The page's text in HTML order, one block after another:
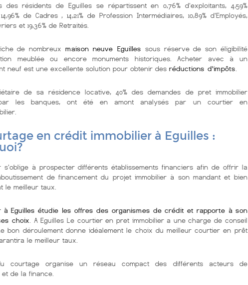
des résidents de Eguilles se répartissent en 0,76% d'exploitants, 4,59%
de Cadres , 14,21% de Profession Intermédiaires, 10,89% d'Employés,
et 19,36% de Retraités.
de nombreux maison neuve Eguilles sous réserve de son éligibilité
meublée ou encore monuments historiques. Acheter avec à un
neuf est une excellente solution pour obtenir des réductions d'impôts
de sa résidence locative, 40% des demandes de pret immobilier
les banques, ont été en amont analysés par un courtier en
en crédit immobilier à Eguilles :
s'oblige à prospecter différents établissements financiers afin de offrir la
de financement du projet immobilier à son mandant et bien
le meilleur taux.
à Eguilles étudie les offres des organismes de crédit et rapporte à son
choix . A Eguilles Le courtier en pret immobilier a une charge de conseil
bon déroulement donne idéalement le choix du meilleur courtier en prêt
le meilleur taux.
courtage organise un réseau compact des différents acteurs de
de la finance.